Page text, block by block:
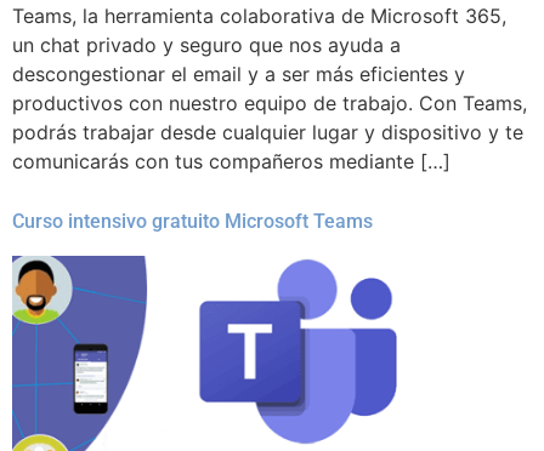
Teams, la herramienta colaborativa de Microsoft 365,
un chat privado y seguro que nos ayuda a
descongestionar el email y a ser más eficientes y
productivos con nuestro equipo de trabajo. Con Teams,
podrás trabajar desde cualquier lugar y dispositivo y te
comunicarás con tus compañeros mediante […]
Curso intensivo gratuito Microsoft Teams